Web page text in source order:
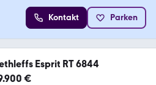
Kontakt Parken
Esprit RT 6844
€